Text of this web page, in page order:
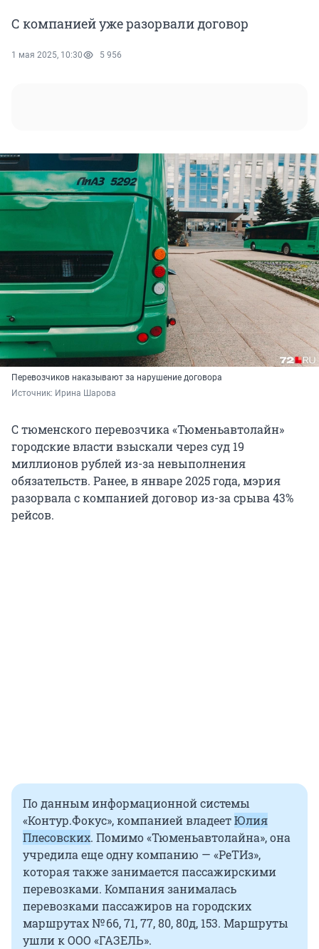
С компанией уже разорвали договор
1 мая 2025, 10:30 5 956
Перевозчиков наказывают за нарушение договора
Источник: Ирина Шарова
С тюменского перевозчика «Тюменьавтолайн»
городские власти взыскали через суд 19
миллионов рублей из-за невыполнения
обязательств. Ранее, в январе 2025 года, мэрия
разорвала с компанией договор из-за срыва 43%
рейсов.
По данным информационной системы
«Контур.Фокус», компанией владеетЮлия
Плесовских. Помимо «Тюменьавтолайна», она
учредила еще одну компанию — «РеТИз»,
которая также занимается пассажирскими
перевозками. Компания занималась
перевозками пассажиров на городских
маршрутах № 66, 71, 77, 80, 80д, 153. Маршруты
ушли к ООО «ГАЗЕЛЬ».